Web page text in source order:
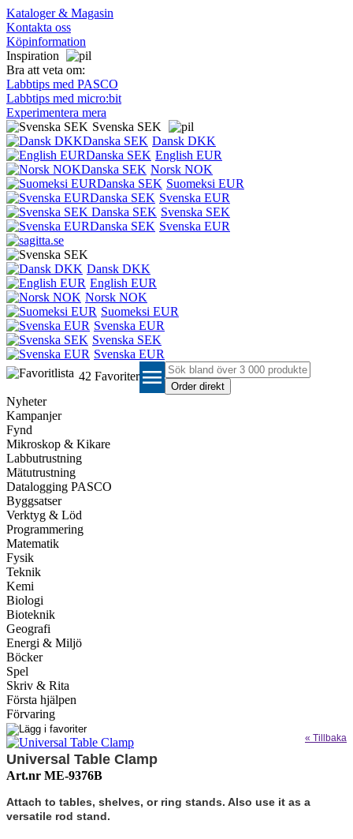
Kataloger & Magasin
Kontakta oss
Köpinformation
Inspiration
Bra att veta om:
Labbtips med PASCO
Labbtips med micro:bit
Experimentera mera
Svenska SEK
Dansk DKK
English EUR
Norsk NOK
Suomeksi EUR
Svenska EUR
Svenska SEK
Svenska EUR
Dansk DKK
English EUR
Norsk NOK
Suomeksi EUR
Svenska EUR
Svenska SEK
Svenska EUR
42 Favoriter menu
Nyheter
Kampanjer
Fynd
Mikroskop & Kikare
Labbutrustning
Mätutrustning
Datalogging PASCO
Byggsatser
Verktyg & Löd
Programmering
Matematik
Fysik
Teknik
Kemi
Biologi
Bioteknik
Geografi
Energi & Miljö
Böcker
Spel
Skriv & Rita
Första hjälpen
Förvaring
« Tillbaka
Universal Table Clamp
Art.nr ME-9376B
Attach to tables, shelves, or ring stands. Also use it as a
versatile rod stand.